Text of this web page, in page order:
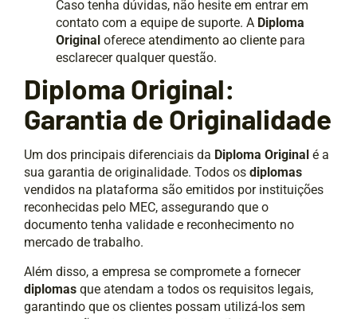
Caso tenha dúvidas, não hesite em entrar em
contato com a equipe de suporte. A Diploma
Original oferece atendimento ao cliente para
esclarecer qualquer questão.
Diploma Original:
Garantia de Originalidade
Um dos principais diferenciais da Diploma Original é a
sua garantia de originalidade. Todos os diplomas
vendidos na plataforma são emitidos por instituições
reconhecidas pelo MEC, assegurando que o
documento tenha validade e reconhecimento no
mercado de trabalho.
Além disso, a empresa se compromete a fornecer
diplomas que atendam a todos os requisitos legais,
garantindo que os clientes possam utilizá-los sem